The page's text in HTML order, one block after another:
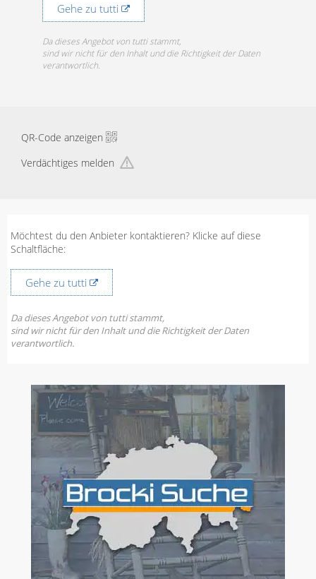
Gehe zu tutti
Da dieses Angebot von tutti stammt,
sind wir nicht für den Inhalt und die Richtigkeit der Daten
verantwortlich.
QR-Code anzeigen
Verdächtiges melden
Möchtest du den Anbieter kontaktieren? Klicke auf diese
Schaltfläche:
Gehe zu tutti
Da dieses Angebot von tutti stammt,
sind wir nicht für den Inhalt und die Richtigkeit der Daten
verantwortlich.